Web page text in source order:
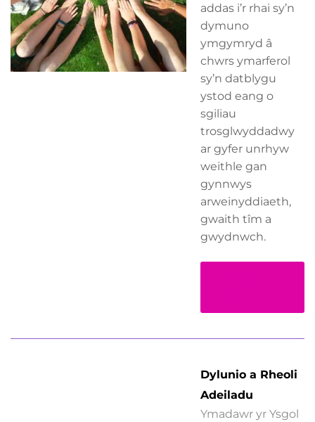
addas i’r rhai sy’n
dymuno
ymgymryd â
chwrs ymarferol
sy’n datblygu
ystod eang o
sgiliau
trosglwyddadwy
ar gyfer unrhyw
weithle gan
gynnwys
arweinyddiaeth,
gwaith tîm a
gwydnwch.
Dylunio a Rheoli
Adeiladu
Ymadawr yr Ysgol